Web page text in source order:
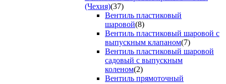
(Чехия)(37)
Вентиль пластиковый
шаровой(8)
Вентиль пластиковый шаровой с
выпускным клапаном(7)
Вентиль пластиковый шаровой
садовый с выпускным
коленом(2)
Вентиль прямоточный